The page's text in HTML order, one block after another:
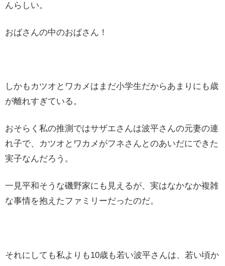
んらしい。
おばさんの中のおばさん！
しかもカツオとワカメはまだ小学生だからあまりにも歳
が離れすぎている。
おそらく私の推測ではサザエさんは波平さんの元妻の連
れ子で、カツオとワカメがフネさんとのあいだにできた
実子なんだろう。
一見平和そうな磯野家にも見えるが、実はなかなか複雑
な事情を抱えたファミリーだったのだ。
それにしても私よりも10歳も若い波平さんは、若い頃か